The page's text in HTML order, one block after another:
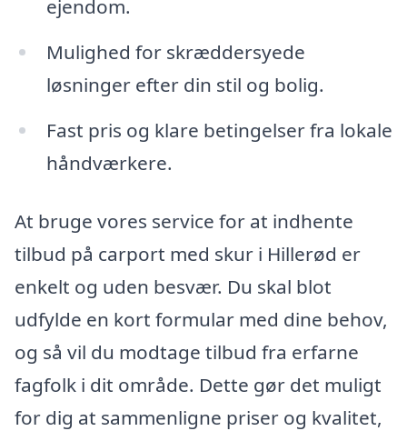
ejendom.
Mulighed for skræddersyede
løsninger efter din stil og bolig.
Fast pris og klare betingelser fra lokale
håndværkere.
At bruge vores service for at indhente
tilbud på carport med skur i Hillerød er
enkelt og uden besvær. Du skal blot
udfylde en kort formular med dine behov,
og så vil du modtage tilbud fra erfarne
fagfolk i dit område. Dette gør det muligt
for dig at sammenligne priser og kvalitet,